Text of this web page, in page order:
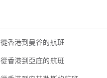
從香港到曼谷的航班
從香港到亞庇的航班